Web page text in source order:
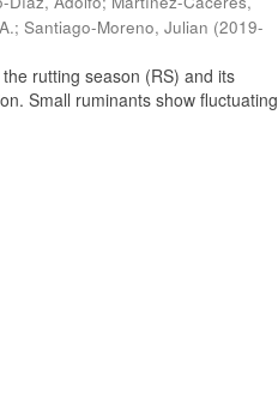
;Santiago-Moreno, Julian (2019-
rutting season (RS) and its
Small ruminants show fluctuating